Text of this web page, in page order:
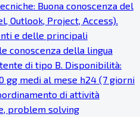
Buona conoscenza del
Outlook, Project, Access).
e delle principali
conoscenza della lingua
di tipo B. Disponibilità:
gg medi al mese h24 (7 giorni
di attività
problem solving